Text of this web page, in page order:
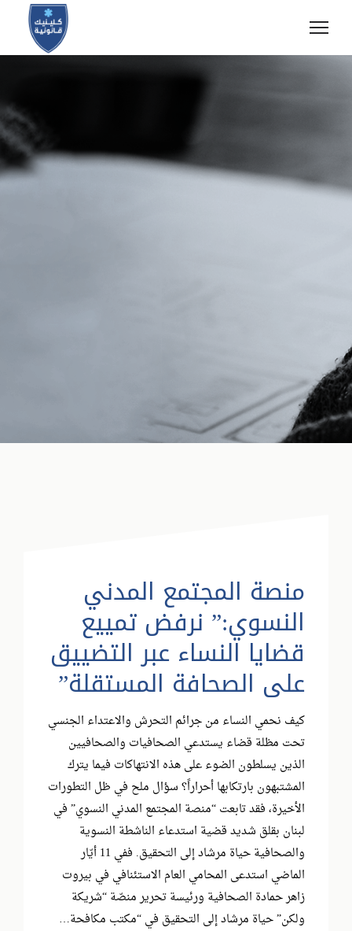
منصة المجتمع المدني
النسوي:” نرفض تمييع
قضايا النساء عبر التضييق
على الصحافة المستقلة”
كيف نحمي النساء من جرائم التحرش والاعتداء الجنسي
تحت مظلة قضاء يستدعي الصحافيات والصحافيين
الذين يسلطون الضوء على هذه الانتهاكات فيما يترك
المشتبهون بارتكابها أحراراً؟ سؤال ملح في ظل التطورات
الأخيرة، فقد تابعت “منصة المجتمع المدني النسوي” في
لبنان بقلق شديد قضية استدعاء الناشطة النسوية
والصحافية حياة مرشاد إلى التحقيق. ففي 11 أيّار
الماضي استدعى المحامي العام الاستئنافي في بيروت
زاهر حمادة الصحافية ورئيسة تحرير منصّة “شريكة
ولكن” حياة مرشاد إلى التحقيق في “مكتب مكافحة…